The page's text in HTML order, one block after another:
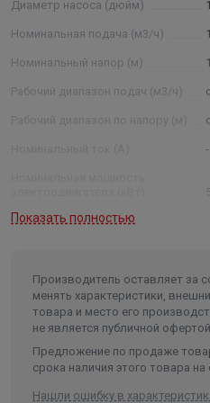
номинальная подача, м3 /ч;
метрах водяного столба;
колеса (нро — нержавеющие
колеса, отводы))
установлены после
Диаметр насоса (дюйм)
Номинальная подача (м3/ч)
Номинальный напор (м)
Рабочий диапазон подач (м3/ч)
Рабочий диапазон по напору (м)
-
Условный диаметр насоса
Внутренний диаметр обсадной
трубы скважины не менее/не
более (мм)
Частота, (Гц)
Показать полностью
Производитель оставляет за
менять характеристики,
товара и место его
не является публичной
Предложение по продаже
срока наличия этого товара на
Нашли ошибку в